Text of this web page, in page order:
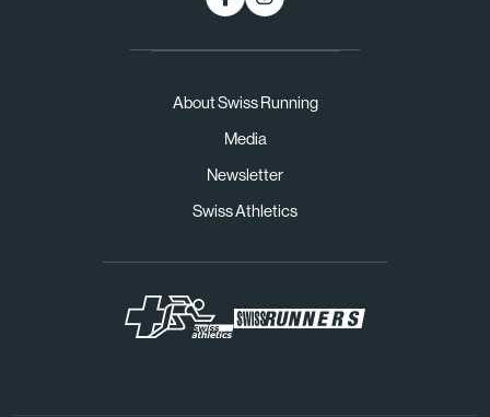
About Swiss Running
Media
Newsletter
Swiss Athletics